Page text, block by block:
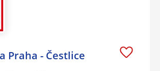
Praha - Čestlice